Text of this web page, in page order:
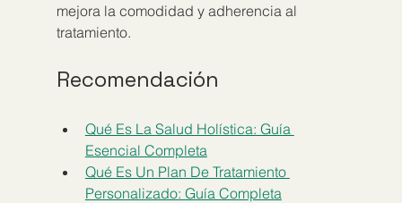
mejora la comodidad y adherencia al
tratamiento.
Recomendación
Qué Es La Salud Holística: Guía
Esencial Completa
Qué Es Un Plan De Tratamiento
Personalizado: Guía Completa